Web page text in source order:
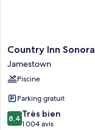
Country
Inn
Sonora
Jamestown
Country Inn Sonora
Jamestown
Piscine
Parking gratuit
8.4
sur
8,4 Très bien
1 004 avis